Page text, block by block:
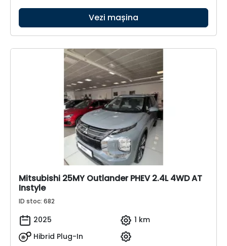
Vezi mașina
Mitsubishi 25MY Outlander PHEV 2.4L 4WD AT
Instyle
ID stoc: 682
2025
1 km
Hibrid Plug-In